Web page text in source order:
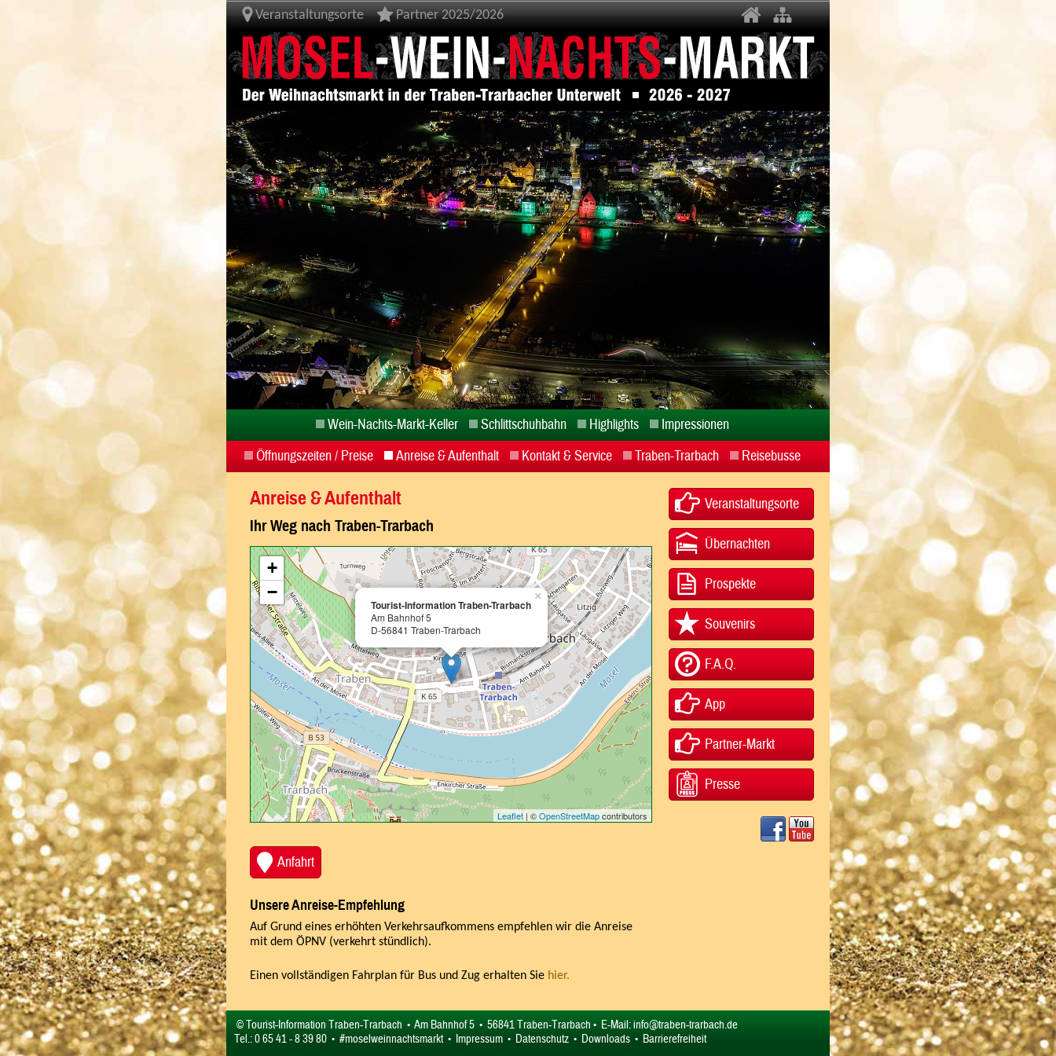
Veranstaltungsorte Partner 2025/2026
Wein-Nachts-Markt-Keller Schlittschuhbahn Highlights
Impressionen
Öffnungszeiten / Preise
Anreise & Aufenthalt Kontakt & Service Traben-Trarbach Reisebusse
Anreise & Aufenthalt
Ihr Weg nach Traben-Trarbach
Tourist-Information Traben-Trarbach
Am Bahnhof 5
D-56841 Traben-Trarbach
×
+
−
Leaflet| ©OpenStreetMapcontributors
Anfahrt
Unsere Anreise-Empfehlung
Auf Grund eines erhöhten Verkehrsaufkommens empfehlen wir die Anreise
mit dem ÖPNV (verkehrt stündlich).
Einen vollständigen Fahrplan für Bus und Zug erhalten Sie hier.
Veranstaltungsorte
Übernachten
Prospekte
Souvenirs
F.A.Q.
App
Partner-Markt
Presse
© Tourist-Information Traben-Trarbach • Am Bahnhof 5 • 56841 Traben-Trarbach • E-Mail:info@traben-trarbach.de
Tel.: 0 65 41 - 8 39 80 • #moselweinnachtsmarkt • Impressum • Datenschutz • Downloads • Barrierefreiheit